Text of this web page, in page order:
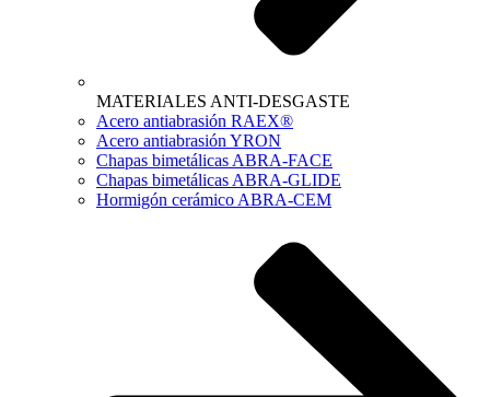
MATERIALES ANTI-DESGASTE
Acero antiabrasión RAEX®
Acero antiabrasión YRON
Chapas bimetálicas ABRA-FACE
Chapas bimetálicas ABRA-GLIDE
Hormigón cerámico ABRA-CEM